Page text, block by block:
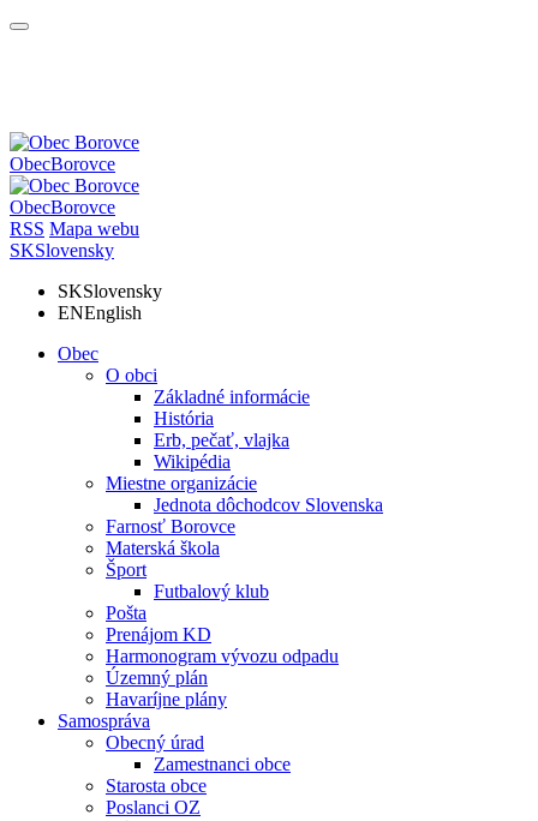
ObecBorovce
ObecBorovce
RSS Mapa webu
SKSlovensky
SKSlovensky
ENEnglish
Obec
O obci
Základné informácie
História
Erb, pečať, vlajka
Wikipédia
Miestne organizácie
Jednota dôchodcov Slovenska
Farnosť Borovce
Materská škola
Šport
Futbalový klub
Pošta
Prenájom KD
Harmonogram vývozu odpadu
Územný plán
Havaríjne plány
Samospráva
Obecný úrad
Zamestnanci obce
Starosta obce
Poslanci OZ